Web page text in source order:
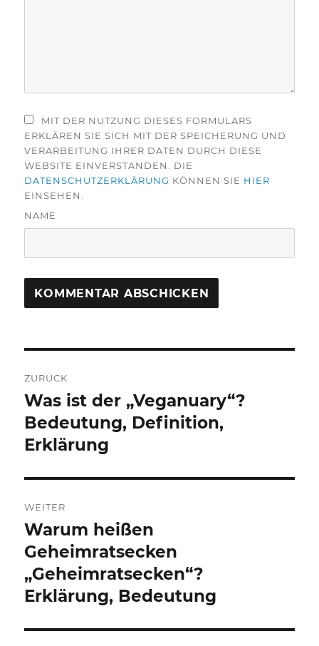
MIT DER NUTZUNG DIESES FORMULARS
ERKLÄREN SIE SICH MIT DER SPEICHERUNG UND
VERARBEITUNG IHRER DATEN DURCH DIESE
WEBSITE EINVERSTANDEN. DIE
DATENSCHUTZERKLÄRUNG KÖNNEN SIE HIER
EINSEHEN.
NAME
ZURÜCK
Vorheriger
Beitrag:
Was ist der „Veganuary“?
Bedeutung, Definition,
Erklärung
WEITER
Nächster
Beitrag:
Warum heißen
Geheimratsecken
„Geheimratsecken“?
Erklärung, Bedeutung